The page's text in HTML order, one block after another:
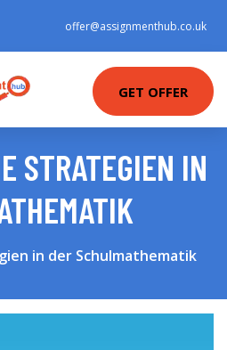
offer@assignmenthub.co.uk
GET OFFER
STRATEGIEN IN
in der Schulmathematik